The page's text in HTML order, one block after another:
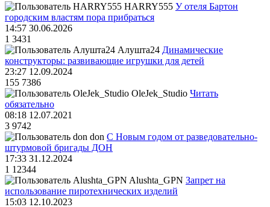
HARRY555 У отеля Бартон
городским властям пора прибраться
14:57 30.06.2026
1 3431
Алушта24 Динамические
конструкторы: развивающие игрушки для детей
23:27 12.09.2024
155 7386
OleJek_Studio Читать
обязательно
08:18 12.07.2021
3 9742
don С Новым годом от разведовательно-
штурмовой бригады ДОН
17:33 31.12.2024
1 12344
Alushta_GPN Запрет на
использование пиротехнических изделий
15:03 12.10.2023